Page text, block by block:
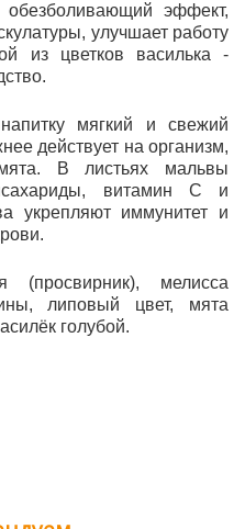
обезболивающий эффект,
улучшает работу
из цветков василька -
мягкий и свежий
действует на организм,
В листьях мальвы
витамин С и
укрепляют иммунитет и
(просвирник), мелисса
липовый цвет, мята
голубой.